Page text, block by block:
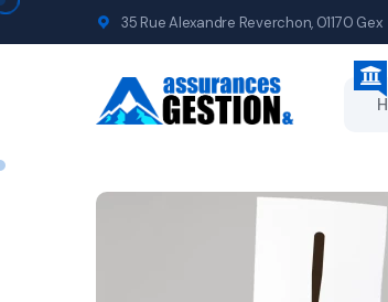
35 Rue Alexandre Reverchon, 01170 Gex